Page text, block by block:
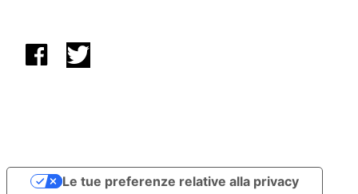
Le tue preferenze relative alla privacy